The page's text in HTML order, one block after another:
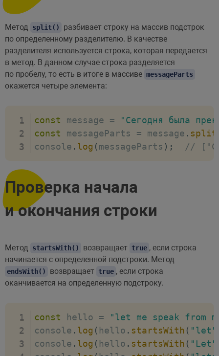
Метод split()
разбивает строку на массив подстрок
по определенному разделителю. В качестве
разделителя используется строка, которая передается
в метод. В данном случае строка разделяется
по пробелу, то есть в итоге в массиве messageParts
окажется четыре элемента:
const message =
"Сегодня была
const messageParts = message . split
console . log (messageParts ) ; //
Проверка начала
и окончания строки
Метод startsWith() возвращает true , если строка
начинается с определенной подстроки. Метод
endsWith() возвращает true , если строка
оканчивается на определенную подстроку.
const hello =
"let me speak from
console . log ( hello . startsWith ( "let"
console . log ( hello . startsWith ( "Let"